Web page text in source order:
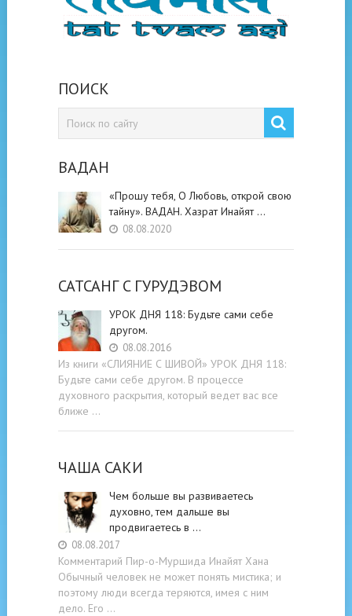
ПОИСК
ВАДАН
«Прошу тебя, О Любовь, открой свою
тайну». ВАДАН. Хазрат Инайят …
08.08.2020
САТСАНГ C ГУРУДЭВОМ
УРОК ДНЯ 118: Будьте cами cебе
другом.
08.08.2016
Из книги «СЛИЯНИЕ С ШИВОЙ» УРОК ДНЯ 118:
Будьте cами cебе другом. В процессе
духовного раскрытия, который ведет вас все
ближе …
ЧАША САКИ
Чем больше вы развиваетесь
духовно, тем дальше вы
продвигаетесь в …
08.08.2017
Комментарий Пир-о-Муршида Инайят Хана
Обычный человек не может понять мистика; и
поэтому люди всегда теряются, имея с ним
дело. Его …